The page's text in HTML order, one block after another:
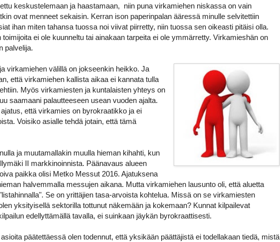
keskustelemaan ja haastamaan, niin puna virkamiehen niskassa on vain
ovat menneet sekaisin. Kerran ison paperinpalan ääressä minulle selvitettiin
ihan miten tahansa tuossa noi viivat piirretty, niin tuossa sen oikeasti pitäisi olla.
toimijoita ei ole kuunneltu tai ainakaan tarpeita ei ole ymmärretty. Virkamieshän on
palvelija.
virkamiehen välillä on jokseenkin heikko. Ja
että virkamiehen kallista aikaa ei kannata tulla
Myös virkamiesten ja kuntalaisten yhteys on
saamaani palautteeseen usean vuoden ajalta.
että virkamies on byrokraatikko ja ei
Voisiko asialle tehdä jotain, että tämä
ja muutamallakin muulla hieman kihahti, kun
II markkinoinnista. Päänavaus alueen
paikka olisi Metko Messut 2016. Ajatuksena
halvemmalla messujen aikana. Mutta virkamiehen lausunto oli, että aluetta
Se on yrittäjien tasa-arvoista kohtelua. Missä on se virkamiesten
yksityisellä sektorilla tottunut näkemään ja kokemaan? Kunnat kilpailevat
edellyttämällä tavalla, ei suinkaan jäykän byrokraattisesti.
päätettäessä olen todennut, että yksikään päättäjistä ei todellakaan tiedä, mistä